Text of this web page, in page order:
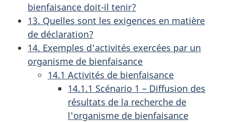
bienfaisance doit-il tenir?
13. Quelles sont les exigences en matière
de déclaration?
14. Exemples d'activités exercées par un
organisme de bienfaisance
14.1 Activités de bienfaisance
14.1.1 Scénario 1 – Diffusion des
résultats de la recherche de
l'organisme de bienfaisance